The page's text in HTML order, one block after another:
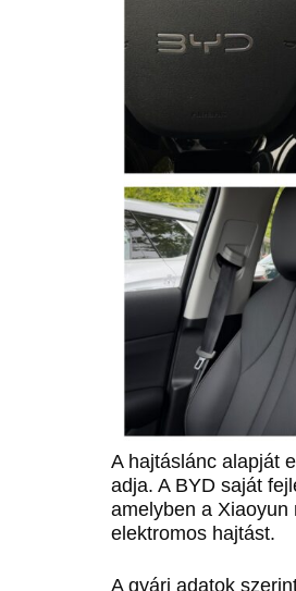
A hajtáslánc alapját
adja. A BYD saját
amelyben a
elektromos hajtást.
A gyári adatok